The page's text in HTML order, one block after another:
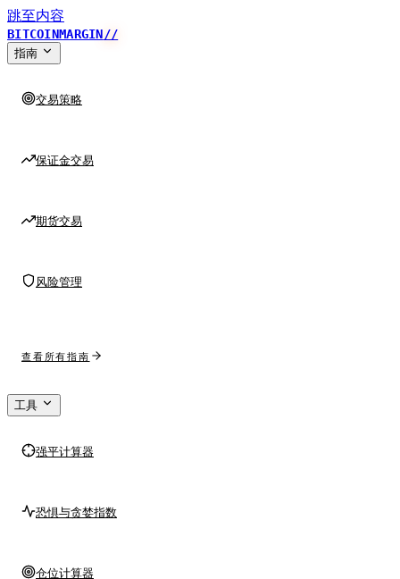
跳至内容
BITCOINMARGIN//
指南
交易策略
保证金交易
期货交易
风险管理
查看所有指南
工具
强平计算器
恐惧与贪婪指数
仓位计算器